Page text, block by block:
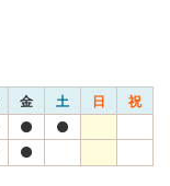
金 土 日 祝